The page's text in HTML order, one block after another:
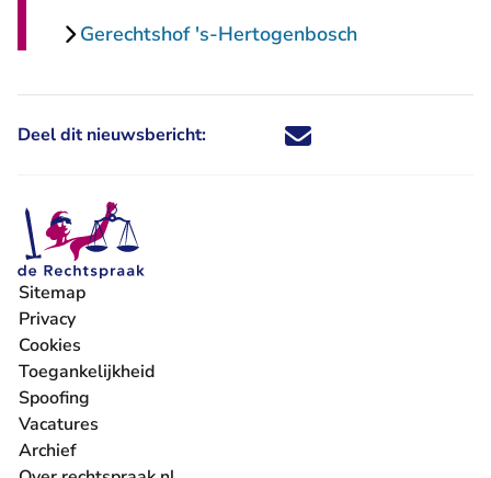
Gerechtshof 's-Hertogenbosch
Deel dit nieuwsbericht: Deel dit nieuwsbericht via X -
Deel dit nieuwsbericht via
Deel dit nieuwsbericht
Deel dit
Sitemap
Privacy
Cookies
Toegankelijkheid
Spoofing
Vacatures
- U verlaat Rechtspraak.nl
Archief